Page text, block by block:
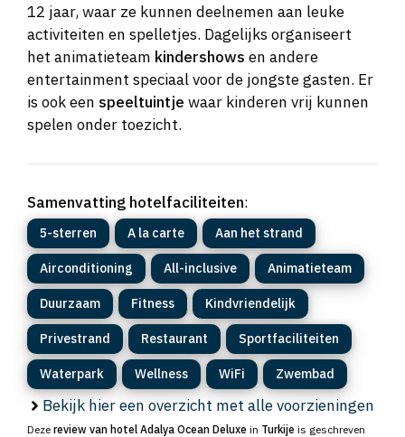
12 jaar, waar ze kunnen deelnemen aan leuke
activiteiten en spelletjes. Dagelijks organiseert
het animatieteam kindershows en andere
entertainment speciaal voor de jongste gasten. Er
is ook een speeltuintje waar kinderen vrij kunnen
spelen onder toezicht.
Samenvatting hotelfaciliteiten:
5-sterren A la carte Aan het strand
Airconditioning All-inclusive Animatieteam
Duurzaam Fitness Kindvriendelijk
Privestrand Restaurant Sportfaciliteiten
Waterpark Wellness WiFi Zwembad
Bekijk hier een overzicht met alle voorzieningen
Deze review van hotel Adalya Ocean Deluxe in Turkije is geschreven